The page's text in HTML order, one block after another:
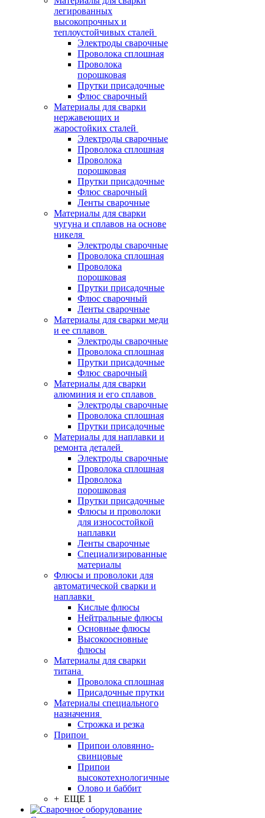
легированных
высокопрочных и
теплоустойчивых сталей
Электроды сварочные
Проволока сплошная
Проволока
порошковая
Прутки присадочные
Флюс сварочный
Материалы для сварки
нержавеющих и
жаростойких сталей
Электроды сварочные
Проволока сплошная
Проволока
порошковая
Прутки присадочные
Флюс сварочный
Ленты сварочные
Материалы для сварки
чугуна и сплавов на основе
никеля
Электроды сварочные
Проволока сплошная
Проволока
порошковая
Прутки присадочные
Флюс сварочный
Ленты сварочные
Материалы для сварки меди
и ее сплавов
Электроды сварочные
Проволока сплошная
Прутки присадочные
Флюс сварочный
Материалы для сварки
алюминия и его сплавов
Электроды сварочные
Проволока сплошная
Прутки присадочные
Материалы для наплавки и
ремонта деталей
Электроды сварочные
Проволока сплошная
Проволока
порошковая
Прутки присадочные
Флюсы и проволоки
для износостойкой
наплавки
Ленты сварочные
Специализированные
материалы
Флюсы и проволоки для
автоматической сварки и
наплавки
Кислые флюсы
Нейтральные флюсы
Основные флюсы
Высокоосновные
флюсы
Материалы для сварки
титана
Проволока сплошная
Присадочные прутки
Материалы специального
назначения
Строжка и резка
Припои
Припои оловянно-
свинцовые
Припои
высокотехнологичные
Олово и баббит
+ ЕЩЕ 1